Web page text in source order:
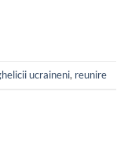
ucraineni, reunire